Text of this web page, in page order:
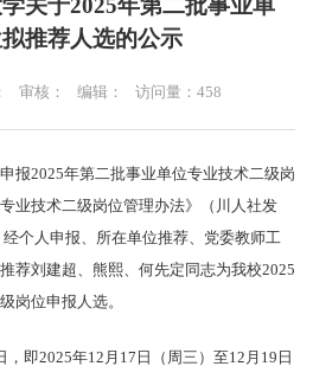
关于2025年第二批事业单
推荐人选的公示
审核： 编辑： 访问量： 458
报2025年第二批事业单位专业技术二级岗
业技术二级岗位管理办法》（川人社发
经个人申报、所在单位推荐、党委教师工
荐刘建超、熊熙、何先定同志为我校2025
岗位申报人选。
即2025年12月17日（周三）至12月19日